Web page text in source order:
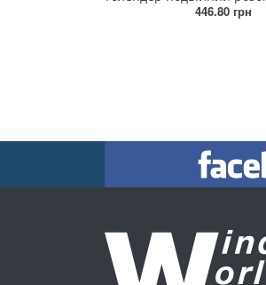
446.80 грн